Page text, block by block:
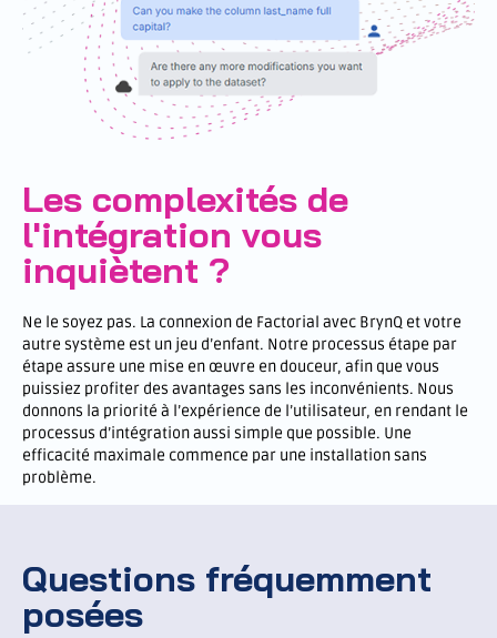
Les complexités de
l'intégration vous
inquiètent ?
Ne le soyez pas. La connexion de Factorial avec BrynQ et votre
autre système est un jeu d’enfant. Notre processus étape par
étape assure une mise en œuvre en douceur, afin que vous
puissiez profiter des avantages sans les inconvénients. Nous
donnons la priorité à l’expérience de l’utilisateur, en rendant le
processus d’intégration aussi simple que possible. Une
efficacité maximale commence par une installation sans
problème.
Questions fréquemment
posées